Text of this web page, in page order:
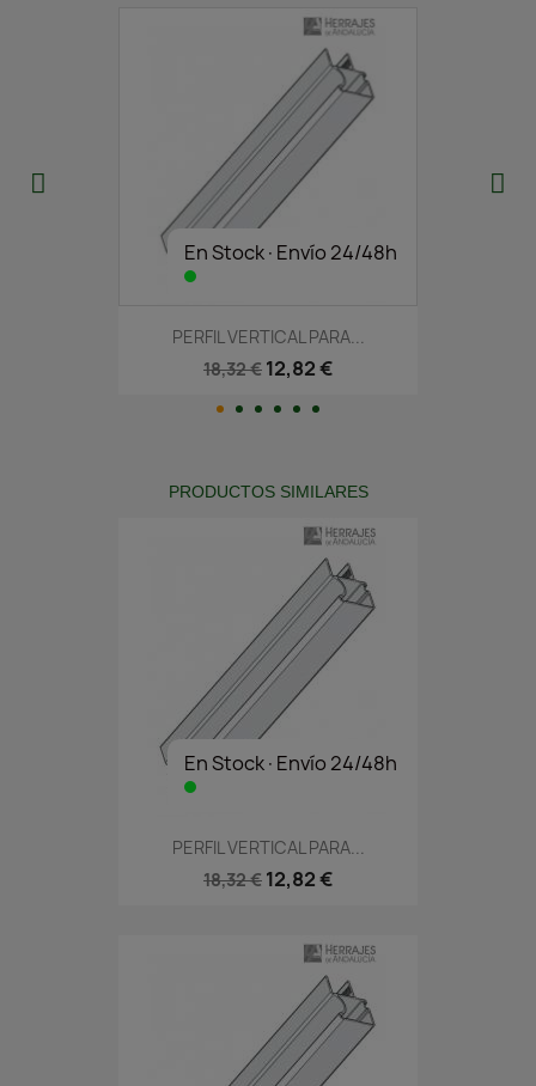
En Stock·Envío 24/48h
PERFIL VERTICAL PARA...
18,32 € 12,82 €
PRODUCTOS SIMILARES
En Stock·Envío 24/48h
PERFIL VERTICAL PARA...
18,32 € 12,82 €